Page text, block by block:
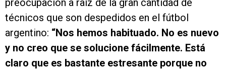
técnicos que son despedidos en el fútbol
argentino: “Nos hemos habituado. No es nuevo
y no creo que se solucione fácilmente. Está
claro que es bastante estresante porque no